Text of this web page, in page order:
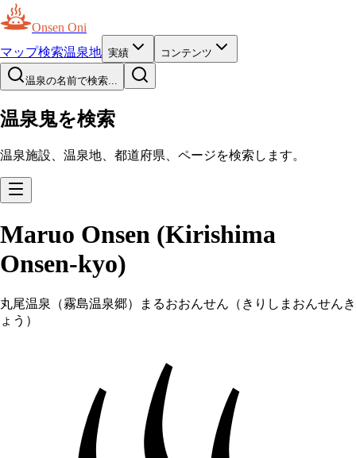
Onsen Oni
マップ検索温泉地 実績 コンテンツ
温泉の名前で検索...
温泉鬼を検索
温泉施設、温泉地、都道府県、ページを検索します。
Maruo Onsen (Kirishima
Onsen-kyo)
丸尾温泉（霧島温泉郷）
まるおおんせん（きりしまおんせんき
ょう）